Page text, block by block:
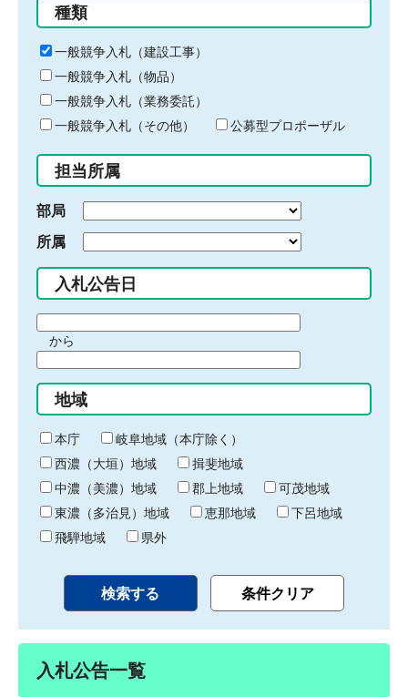
る
キ
ー
ワ
ー
ド
入
力
種類
一般競争入札（建設工事）
一般競争入札（物品）
一般競争入札（業務委託）
一般競争入札（その他）
公募型プロポーザル
担当所属
部局
所属
入札公告日
間
始
り
から
間
終
わ
り
地域
本庁
岐阜地域（本庁除く）
西濃（大垣）地域
揖斐地域
中濃（美濃）地域
郡上地域
可茂地域
東濃（多治見）地域
恵那地域
下呂地域
飛騨地域
県外
入札公告一覧